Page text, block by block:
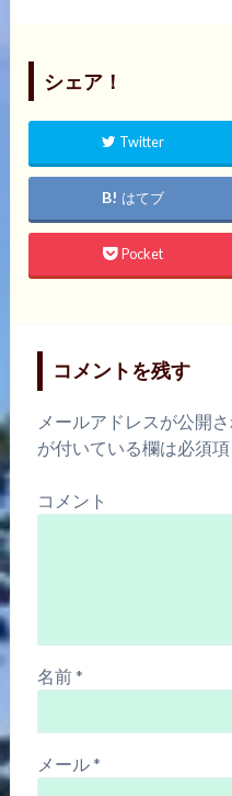
シェア！
Twitter
はてブ
Pocket
コメントを残す
メールアドレスが公開
が付いている欄は必須
コメント
名前*
メール*